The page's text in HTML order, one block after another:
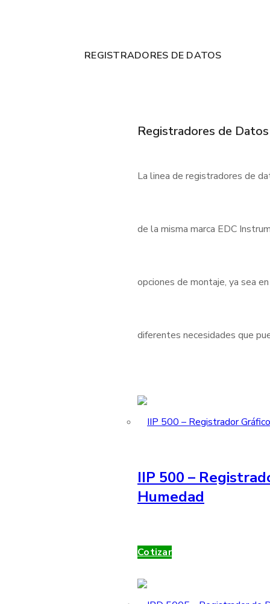
REGISTRADORES DE DATOS
Registradores de Datos
La linea de registradores de
de la misma marca EDC
opciones de montaje, ya sea
diferentes necesidades que
IIP 500 –
Humedad
Cotizar